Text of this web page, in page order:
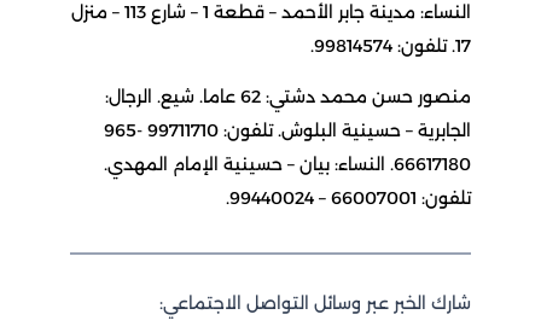
النساء: مدينة جابر الأحمد – قطعة 1 – شارع 113 – منزل
17. تلفون: 99814574.
منصور حسن محمد دشتي: 62 عاما. شيع. الرجال:
الجابرية – حسينية البلوش. تلفون: 99711710 -965
66617180. النساء: بيان – حسينية الإمام المهدي.
تلفون: 66007001 – 99440024.
شارك الخبر عبر وسائل التواصل الاجتماعي: